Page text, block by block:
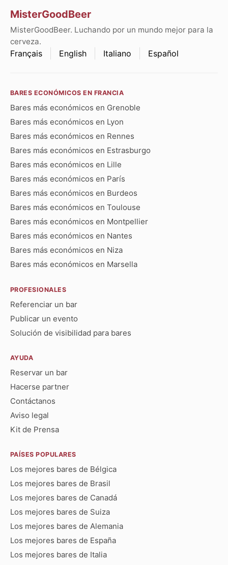
MisterGoodBeer
MisterGoodBeer. Luchando por un mundo mejor para la
cerveza.
Français English Italiano Español
BARES ECONÓMICOS EN FRANCIA
Bares más económicos en Grenoble
Bares más económicos en Lyon
Bares más económicos en Rennes
Bares más económicos en Estrasburgo
Bares más económicos en Lille
Bares más económicos en París
Bares más económicos en Burdeos
Bares más económicos en Toulouse
Bares más económicos en Montpellier
Bares más económicos en Nantes
Bares más económicos en Niza
Bares más económicos en Marsella
PROFESIONALES
Referenciar un bar
Publicar un evento
Solución de visibilidad para bares
AYUDA
Reservar un bar
Hacerse partner
Contáctanos
Aviso legal
Kit de Prensa
PAÍSES POPULARES
Los mejores bares de Bélgica
Los mejores bares de Brasil
Los mejores bares de Canadá
Los mejores bares de Suiza
Los mejores bares de Alemania
Los mejores bares de España
Los mejores bares de Italia